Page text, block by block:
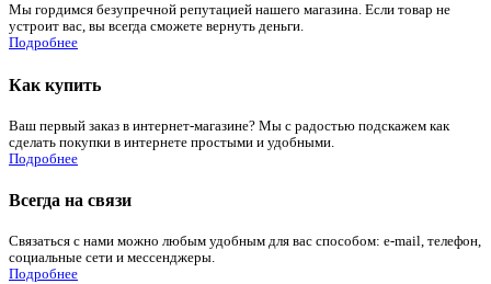
Мы гордимся безупречной репутацией нашего магазина. Если товар не
устроит вас, вы всегда сможете вернуть деньги.
Подробнее
Как купить
Ваш первый заказ в интернет-магазине? Мы с радостью подскажем как
сделать покупки в интернете простыми и удобными.
Подробнее
Всегда на связи
Связаться с нами можно любым удобным для вас способом: e-mail, телефон,
социальные сети и мессенджеры.
Подробнее